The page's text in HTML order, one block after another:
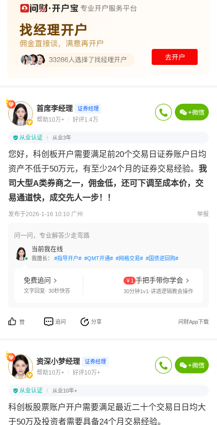
首席李经理 证券经理
帮助10万+ 好评1.4万
从业认证 从业3年
您好，科创板开户需要满足前20个交易日证券账户日均
资产不低于50万元，有至少24个月的证券交易经验。 我
司大型A类券商之一，佣金低，还可下调至成本价，交
易通道快，成交先人一步！！
发布于2026-1-16 10:10 广州 举报
问一问，专业解答少走弯路
当前我在线
我擅长： #指导开户# #QMT开通# #网格交易# #国债逆回购#
免费追问
文字回复· 30秒快答
￥1 手把手带你学会
30分钟1v1·讲透逻辑教会操作
赞 追问 分享 问财App下载
资深小梦经理 证券经理
帮助10万+ 好评10万+
从业认证 从业10年+
科创板股票账户开户需要满足最近二十个交易日日均大
于50万及投资者需要具备24个月交易经验。